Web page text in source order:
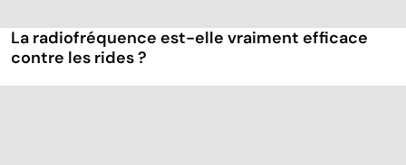
La radiofréquence est-elle vraiment efficace
contre les rides ?